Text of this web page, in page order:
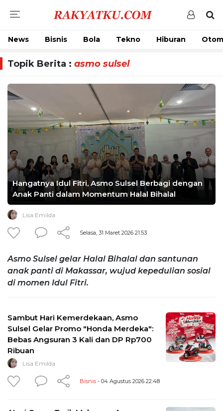
News Bisnis Bola Tekno Hiburan
Topik Berita : asmo sulsel
Hangatnya Idul Fitri, Asmo Sulsel Berbagi dengan
Anak Panti dalam Momentum Halal Bihalal
Lisa Emilda
Selasa, 31 Maret 2026 21:53
Asmo Sulsel gelar Halal Bihalal dan santunan
anak panti di Makassar, wujud kepedulian sosial
di momen Idul Fitri.
Sambut Hari Kemerdekaan, Asmo
Sulsel Gelar Promo "Honda Merdeka":
Bebas Angsuran 3 Kali dan DP Rp700
Ribuan
Lisa Emilda
Bisnis - 04 Agustus 2026 22:48